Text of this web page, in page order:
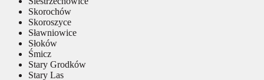
Skorochów
Skoroszyce
Sławniowice
Słoków
Śmicz
Stary Grodków
Stary Las